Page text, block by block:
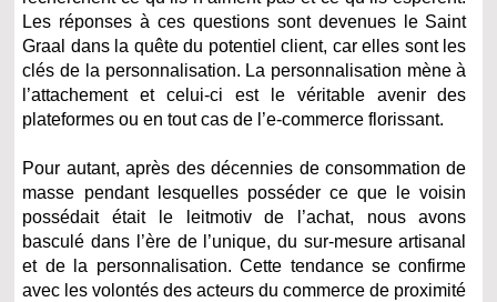
Les réponses à ces questions sont devenues le Saint
Graal dans la quête du potentiel client, car elles sont les
clés de la personnalisation. La personnalisation mène à
l’attachement et celui-ci est le véritable avenir des
plateformes ou en tout cas de l’e-commerce florissant.
Pour autant, après des décennies de consommation de
masse pendant lesquelles posséder ce que le voisin
possédait était le leitmotiv de l’achat, nous avons
basculé dans l’ère de l’unique, du sur-mesure artisanal
et de la personnalisation. Cette tendance se confirme
avec les volontés des acteurs du commerce de proximité